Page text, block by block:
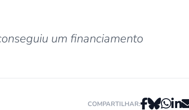
um financiamento
COMPARTILHAR: